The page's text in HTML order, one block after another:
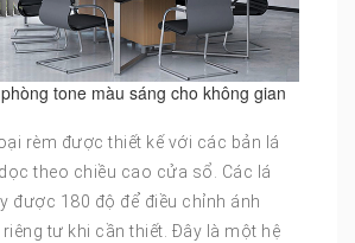
tone màu sáng cho không gian
rèm được thiết kế với các bản lá
theo chiều cao cửa sổ. Các lá
được 180 độ để điều chỉnh ánh
tư khi cần thiết. Đây là một hệ